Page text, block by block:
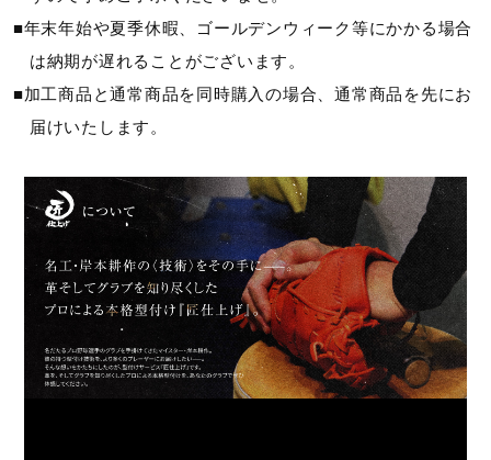
■年末年始や夏季休暇、ゴールデンウィーク等にかかる場合
は納期が遅れることがございます。
■加工商品と通常商品を同時購入の場合、通常商品を先にお
届けいたします。